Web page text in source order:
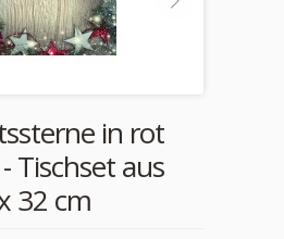
in rot
Tischset aus
32 cm